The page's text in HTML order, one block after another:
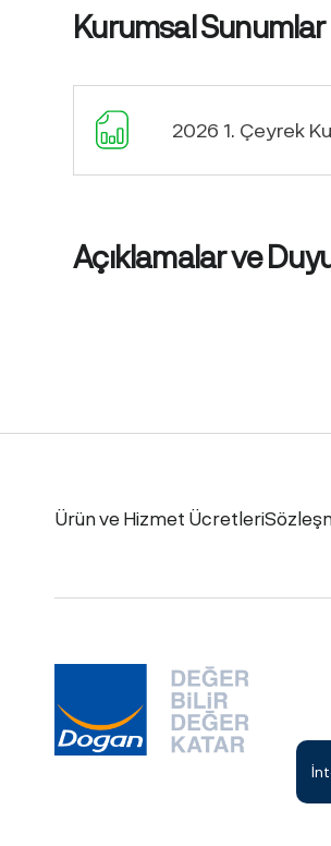
Kurumsal Sunumlar
2026 1. Çeyrek
Açıklamalar ve
Ürün ve Hizmet Ücretleri